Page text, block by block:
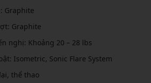
Graphite
Graphite
nghị: Khoảng 20 – 28 lbs
Isometric, Sonic Flare System
thể thao